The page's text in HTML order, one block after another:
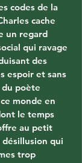
codes de la
cache
un regard
qui ravage
des
espoir et sans
du poète
monde en
le temps
au petit
qui
trop